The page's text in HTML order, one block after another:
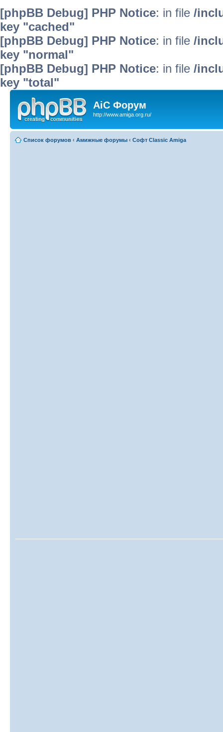
[phpBB Debug] PHP Notice: in file /
key "cached"
[phpBB Debug] PHP Notice: in file /
key "normal"
[phpBB Debug] PHP Notice: in file /
key "total"
AiC Форум
http://www.amiga.org.ru/
Список форумов ‹ Амижные форумы ‹ Софт Classic Amiga